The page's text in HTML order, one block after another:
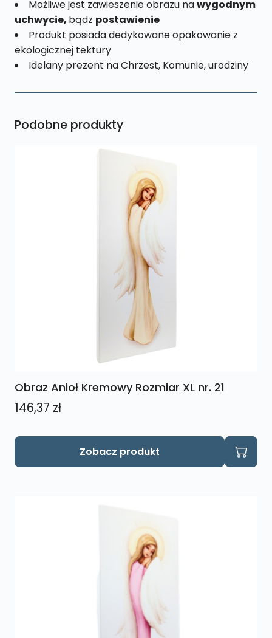
Możliwe jest zawieszenie obrazu nawygodnym
uchwycie, bądz postawienie
Produkt posiada dedykowane opakowanie z
ekologicznej tektury
Idelany prezent na Chrzest, Komunie, urodziny
Podobne produkty
Obraz Anioł Kremowy Rozmiar XL nr. 21
146,37 zł
Zobacz produkt